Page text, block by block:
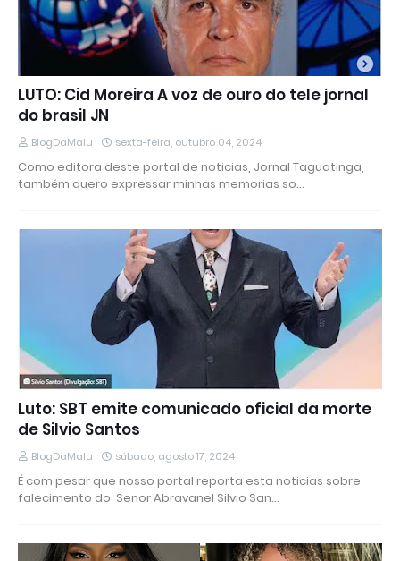
LUTO: Cid Moreira A voz de ouro do tele jornal
do brasil JN
BlogDaMalu sexta-feira, outubro 04, 2024
Como editora deste portal de noticias, Jornal Taguatinga,
também quero expressar minhas memorias so…
Luto: SBT emite comunicado oficial da morte
de Silvio Santos
BlogDaMalu sábado, agosto 17, 2024
É com pesar que nosso portal reporta esta noticias sobre
falecimento do Senor Abravanel Silvio San…